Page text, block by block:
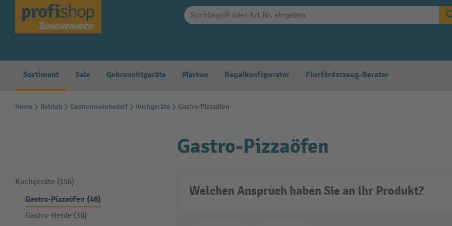
Zur Hauptnavigation springen
Sortiment Sale Gebrauchtgeräte Marken Regalkonfigurator Flurförderzeug-Berater
Home Betrieb Gastronomiebedarf Kochgeräte Gastro-Pizzaöfen
Kochgeräte (156)
Gastro-Pizzaöfen (48)
Gastro-Herde (30)
Gastro-Pizzaöfen
Welchen Anspruch haben Sie an Ihr Produkt?